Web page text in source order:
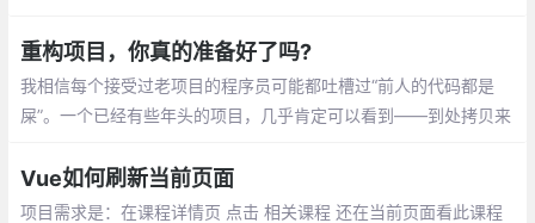
法滚动
重构项目，你真的准备好了吗?
我相信每个接受过老项目的程序员可能都吐槽过“前人的代码都是
屎”。一个已经有些年头的项目，几乎肯定可以看到——到处拷贝来
Vue如何刷新当前页面
项目需求是：在课程详情页 点击 相关课程 还在当前页面看此课程